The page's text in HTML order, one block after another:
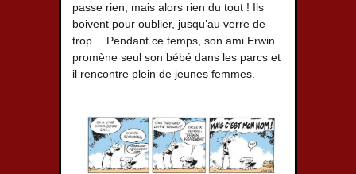
passe rien, mais alors rien du tout ! Ils
boivent pour oublier, jusqu’au verre de
trop… Pendant ce temps, son ami Erwin
promène seul son bébé dans les parcs et
il rencontre plein de jeunes femmes.